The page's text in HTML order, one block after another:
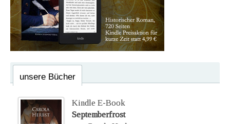
unsere Bücher
Kindle E-Book
Septemberfrost